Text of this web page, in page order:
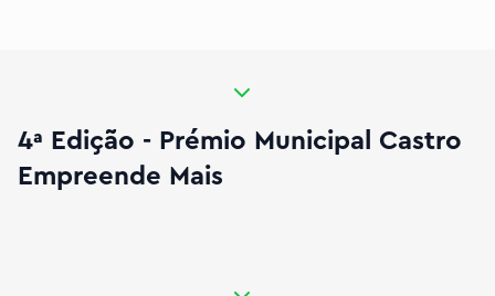
4ª Edição - Prémio Municipal Castro
Empreende Mais